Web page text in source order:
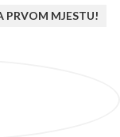
PRVOM MJESTU!